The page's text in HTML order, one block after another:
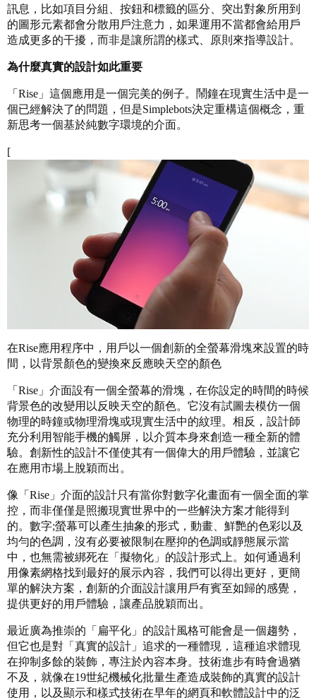
訊息，比如項目分組、按鈕和標籤的區分、突出對象所用到
的圖形元素都會分散用戶注意力，如果運用不當都會給用戶
造成更多的干擾，而非是讓所謂的樣式、原則來指導設計。
為什麼真實的設計如此重要
「Rise」這個應用是一個完美的例子。鬧鐘在現實生活中是一
個已經解決了的問題，但是Simplebots決定重構這個概念，重
新思考一個基於純數字環境的介面。
[
在Rise應用程序中，用戶以一個創新的全螢幕滑塊來設置的時
間，以背景顏色的變換來反應映天空的顏色
「Rise」介面設有一個全螢幕的滑塊，在你設定的時間的時候
背景色的改變用以反映天空的顏色。它沒有試圖去模仿一個
物理的時鐘或物理滑塊或現實生活中的紋理。相反，設計師
充分利用智能手機的觸屏，以介質本身來創造一種全新的體
驗。創新性的設計不僅使其有一個偉大的用戶體驗，並讓它
在應用市場上脫穎而出。
像「Rise」介面的設計只有當你對數字化畫面有一個全面的掌
控，而非僅僅是照搬現實世界中的一些解決方案才能得到
的。數字;螢幕可以產生抽象的形式，動畫、鮮艷的色彩以及
均勻的色調，沒有必要被限制在壓抑的色調或靜態展示當
中，也無需被綁死在「擬物化」的設計形式上。如何通過利
用像素網格找到最好的展示內容，我們可以得出更好，更簡
單的解決方案，創新的介面設計讓用戶有賓至如歸的感覺，
提供更好的用戶體驗，讓產品脫穎而出。
最近廣為推崇的「扁平化」的設計風格可能會是一個趨勢，
但它也是對「真實的設計」追求的一種體現，這種追求體現
在抑制多餘的裝飾，專注於內容本身。技術進步有時會過猶
不及，就像在19世紀機械化批量生產造成裝飾的真實的設計
使用，以及顯示和樣式技術在早年的網頁和軟體設計中的泛